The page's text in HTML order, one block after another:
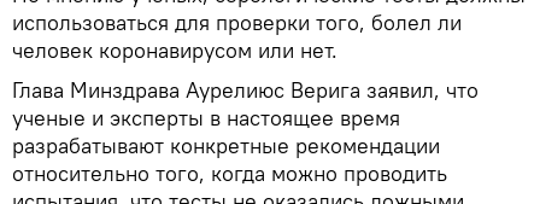
использоваться для проверки того, болел ли
человек коронавирусом или нет.
Глава Минздрава Аурелиюс Верига заявил, что
ученые и эксперты в настоящее время
разрабатывают конкретные рекомендации
относительно того, когда можно проводить